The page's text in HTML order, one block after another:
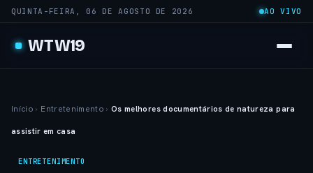
QUINTA-FEIRA, 06 DE AGOSTO DE 2026 AO VIVO
WTW19
Início › Entretenimento › Os melhores documentários de natureza para
assistir em casa
ENTRETENIMENTO